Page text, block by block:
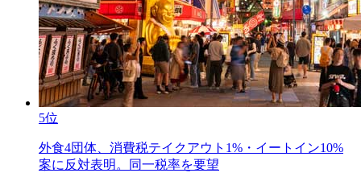
5位
外食4団体、消費税テイクアウト1%・イートイン10%
案に反対表明。同一税率を要望